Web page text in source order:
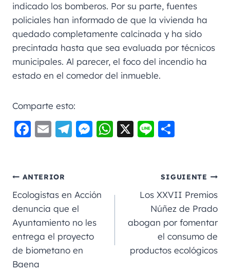
indicado los bomberos. Por su parte, fuentes
policiales han informado de que la vivienda ha
quedado completamente calcinada y ha sido
precintada hasta que sea evaluada por técnicos
municipales. Al parecer, el foco del incendio ha
estado en el comedor del inmueble.
Comparte esto:
F
e
b
o
o
k
E
l
Te
m
M
n
er
W
A
X
Li
p
a
rt
ir
ANTERIOR
Ecologistas en Acción
denuncia que el
Ayuntamiento no les
entrega el proyecto
de biometano en
Baena
SIGUIENTE
Los XXVII Premios
Núñez de Prado
abogan por fomentar
el consumo de
productos ecológicos